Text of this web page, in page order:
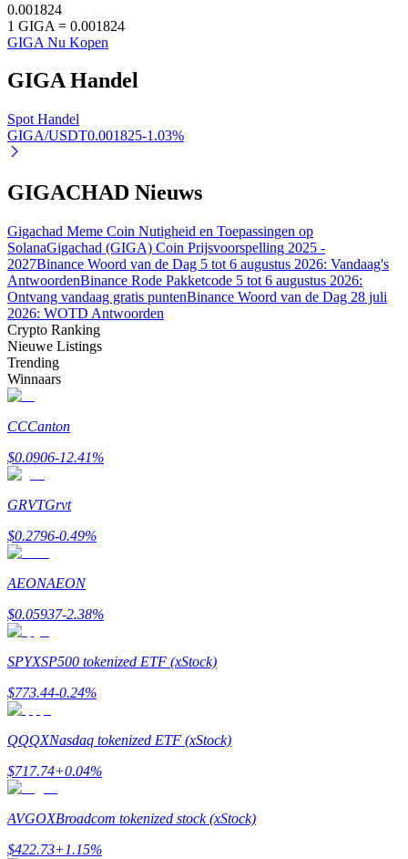
Meer informatie over het verdienen van passief inkomen
Bitrue
AI
Bitrue-partners
Doorverwijzing
Nodig een vriend uit om contante beloningen te ontvangen
Deposit CASHCAT & Win
0.001824
1 GIGA = 0.001824
GIGA Nu Kopen
GIGA Handel
Spot Handel
GIGA/USDT0.001825-1.03%
GIGACHAD Nieuws
Gigachad Meme Coin Nutigheid en Toepassingen op
SolanaGigachad (GIGA) Coin Prijsvoorspelling 2025 -
2027Binance Woord van de Dag 5 tot 6 augustus 2026: Vandaag's
AntwoordenBinance Rode Pakketcode 5 tot 6 augustus 2026:
Ontvang vandaag gratis puntenBinance Woord van de Dag 28 juli
2026: WOTD Antwoorden
Crypto Ranking
Nieuwe Listings
Trending
Winnaars
CCCanton
$0.0906-12.41%
GRVTGrvt
$0.2796-0.49%
AEONAEON
$0.05937-2.38%
SPYXSP500 tokenized ETF (xStock)
$773.44-0.24%
QQQXNasdaq tokenized ETF (xStock)
$717.74+0.04%
AVGOXBroadcom tokenized stock (xStock)
$422.73+1.15%